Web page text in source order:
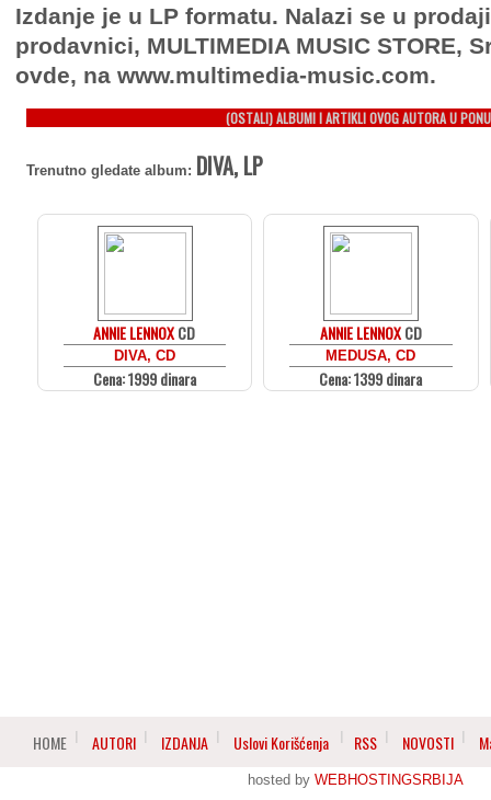
Izdanje je u LP formatu. Nalazi se u
prodavnici, MULTIMEDIA MUSIC STORE,
ovde, na www.multimedia-music.com.
(OSTALI) ALBUMI I ARTIKLI OVOG AUTORA U
Trenutno gledate album: DIVA, LP
ANNIE LENNOXCD
DIVA, CD
Cena: 1999 dinara
ANNIE LENNOXCD
MEDUSA, CD
Cena: 1399 dinara
HOME AUTORI IZDANJA Uslovi Korišćenja RSS NOVOSTI
hosted by WEBHOSTINGSRBIJA